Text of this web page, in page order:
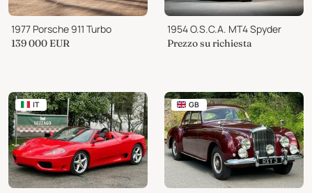
1977 Porsche 911 Turbo
139 000 EUR
1954 O.S.C.A. MT4 Spyder
Prezzo su richiesta
IT GB